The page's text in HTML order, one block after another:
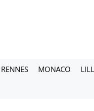
RENNES MONACO